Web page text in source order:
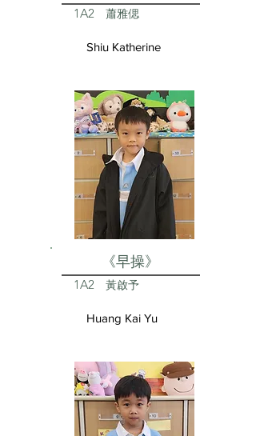
1A2 蕭雅偲
Shiu Katherine
《早操》
1A2 黃啟予
Huang Kai Yu